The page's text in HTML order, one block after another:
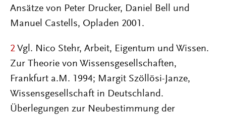
Ansätze von Peter Drucker, Daniel Bell und
Manuel Castells, Opladen 2001.
2 Vgl. Nico Stehr, Arbeit, Eigentum und Wissen.
Zur Theorie von Wissensgesellschaften,
Frankfurt a.M. 1994; Margit Szöllösi-Janze,
Wissensgesellschaft in Deutschland.
Überlegungen zur Neubestimmung der